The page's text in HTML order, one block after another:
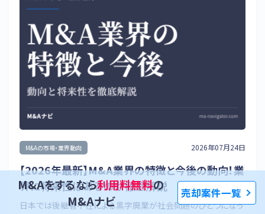
M&Aをするなら利用料無料の
M&Aナビ
売却案件一覧
M&Aの市場・業界動向 2026年07月24日
【2026年最新】M&A業界の特徴と今後の動向！業
界に将来性はあるのか徹底解説
日本では後継者不在による黒字廃業が社会問題のひとつになっ